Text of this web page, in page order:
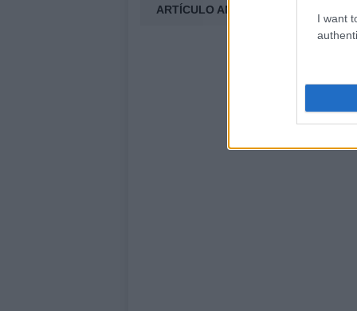
I want
ARTÍCULO ANTERIOR